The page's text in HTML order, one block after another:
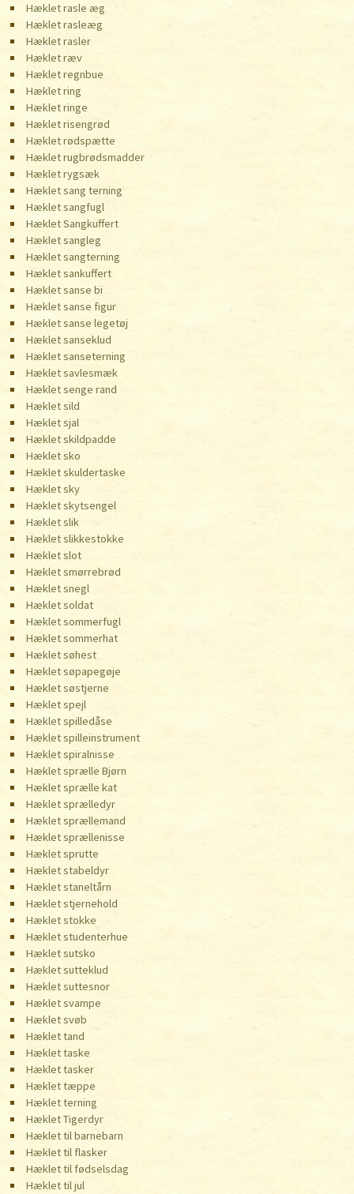
Hæklet rasle æg
Hæklet rasleæg
Hæklet rasler
Hæklet ræv
Hæklet regnbue
Hæklet ring
Hæklet ringe
Hæklet risengrød
Hæklet rødspætte
Hæklet rugbrødsmadder
Hæklet rygsæk
Hæklet sang terning
Hæklet sangfugl
Hæklet Sangkuffert
Hæklet sangleg
Hæklet sangterning
Hæklet sankuffert
Hæklet sanse bi
Hæklet sanse figur
Hæklet sanse legetøj
Hæklet sanseklud
Hæklet sanseterning
Hæklet savlesmæk
Hæklet senge rand
Hæklet sild
Hæklet sjal
Hæklet skildpadde
Hæklet sko
Hæklet skuldertaske
Hæklet sky
Hæklet skytsengel
Hæklet slik
Hæklet slikkestokke
Hæklet slot
Hæklet smørrebrød
Hæklet snegl
Hæklet soldat
Hæklet sommerfugl
Hæklet sommerhat
Hæklet søhest
Hæklet søpapegøje
Hæklet søstjerne
Hæklet spejl
Hæklet spilledåse
Hæklet spilleinstrument
Hæklet spiralnisse
Hæklet sprælle Bjørn
Hæklet sprælle kat
Hæklet sprælledyr
Hæklet sprællemand
Hæklet sprællenisse
Hæklet sprutte
Hæklet stabeldyr
Hæklet staneltårn
Hæklet stjernehold
Hæklet stokke
Hæklet studenterhue
Hæklet sutsko
Hæklet sutteklud
Hæklet suttesnor
Hæklet svampe
Hæklet svøb
Hæklet tand
Hæklet taske
Hæklet tasker
Hæklet tæppe
Hæklet terning
Hæklet Tigerdyr
Hæklet til barnebarn
Hæklet til flasker
Hæklet til fødselsdag
Hæklet til jul